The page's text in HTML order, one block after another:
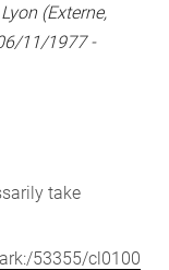
(Externe,
11/1977 -
take
53355/cl0100